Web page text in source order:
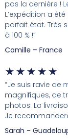
pas la dernière !
L’expédition a
parfait état. Très
à 100 % !”
Camille – France
★ ★ ★ ★ ★
“Je suis ravie de
magnifiques, de
photos. La
Je
Sarah –